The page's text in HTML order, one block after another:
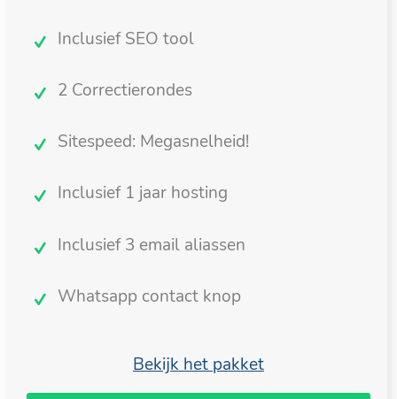
Inclusief SEO tool
2 Correctierondes
Sitespeed: Megasnelheid!
Inclusief 1 jaar hosting
Inclusief 3 email aliassen
Whatsapp contact knop
Bekijk het pakket